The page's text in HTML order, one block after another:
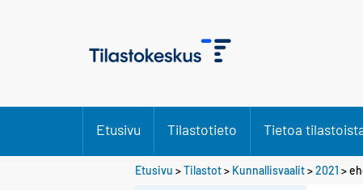
Etusivu Tilastotieto Tietoa
Etusivu >Tilastot> Kunnallisvaalit>2021 >